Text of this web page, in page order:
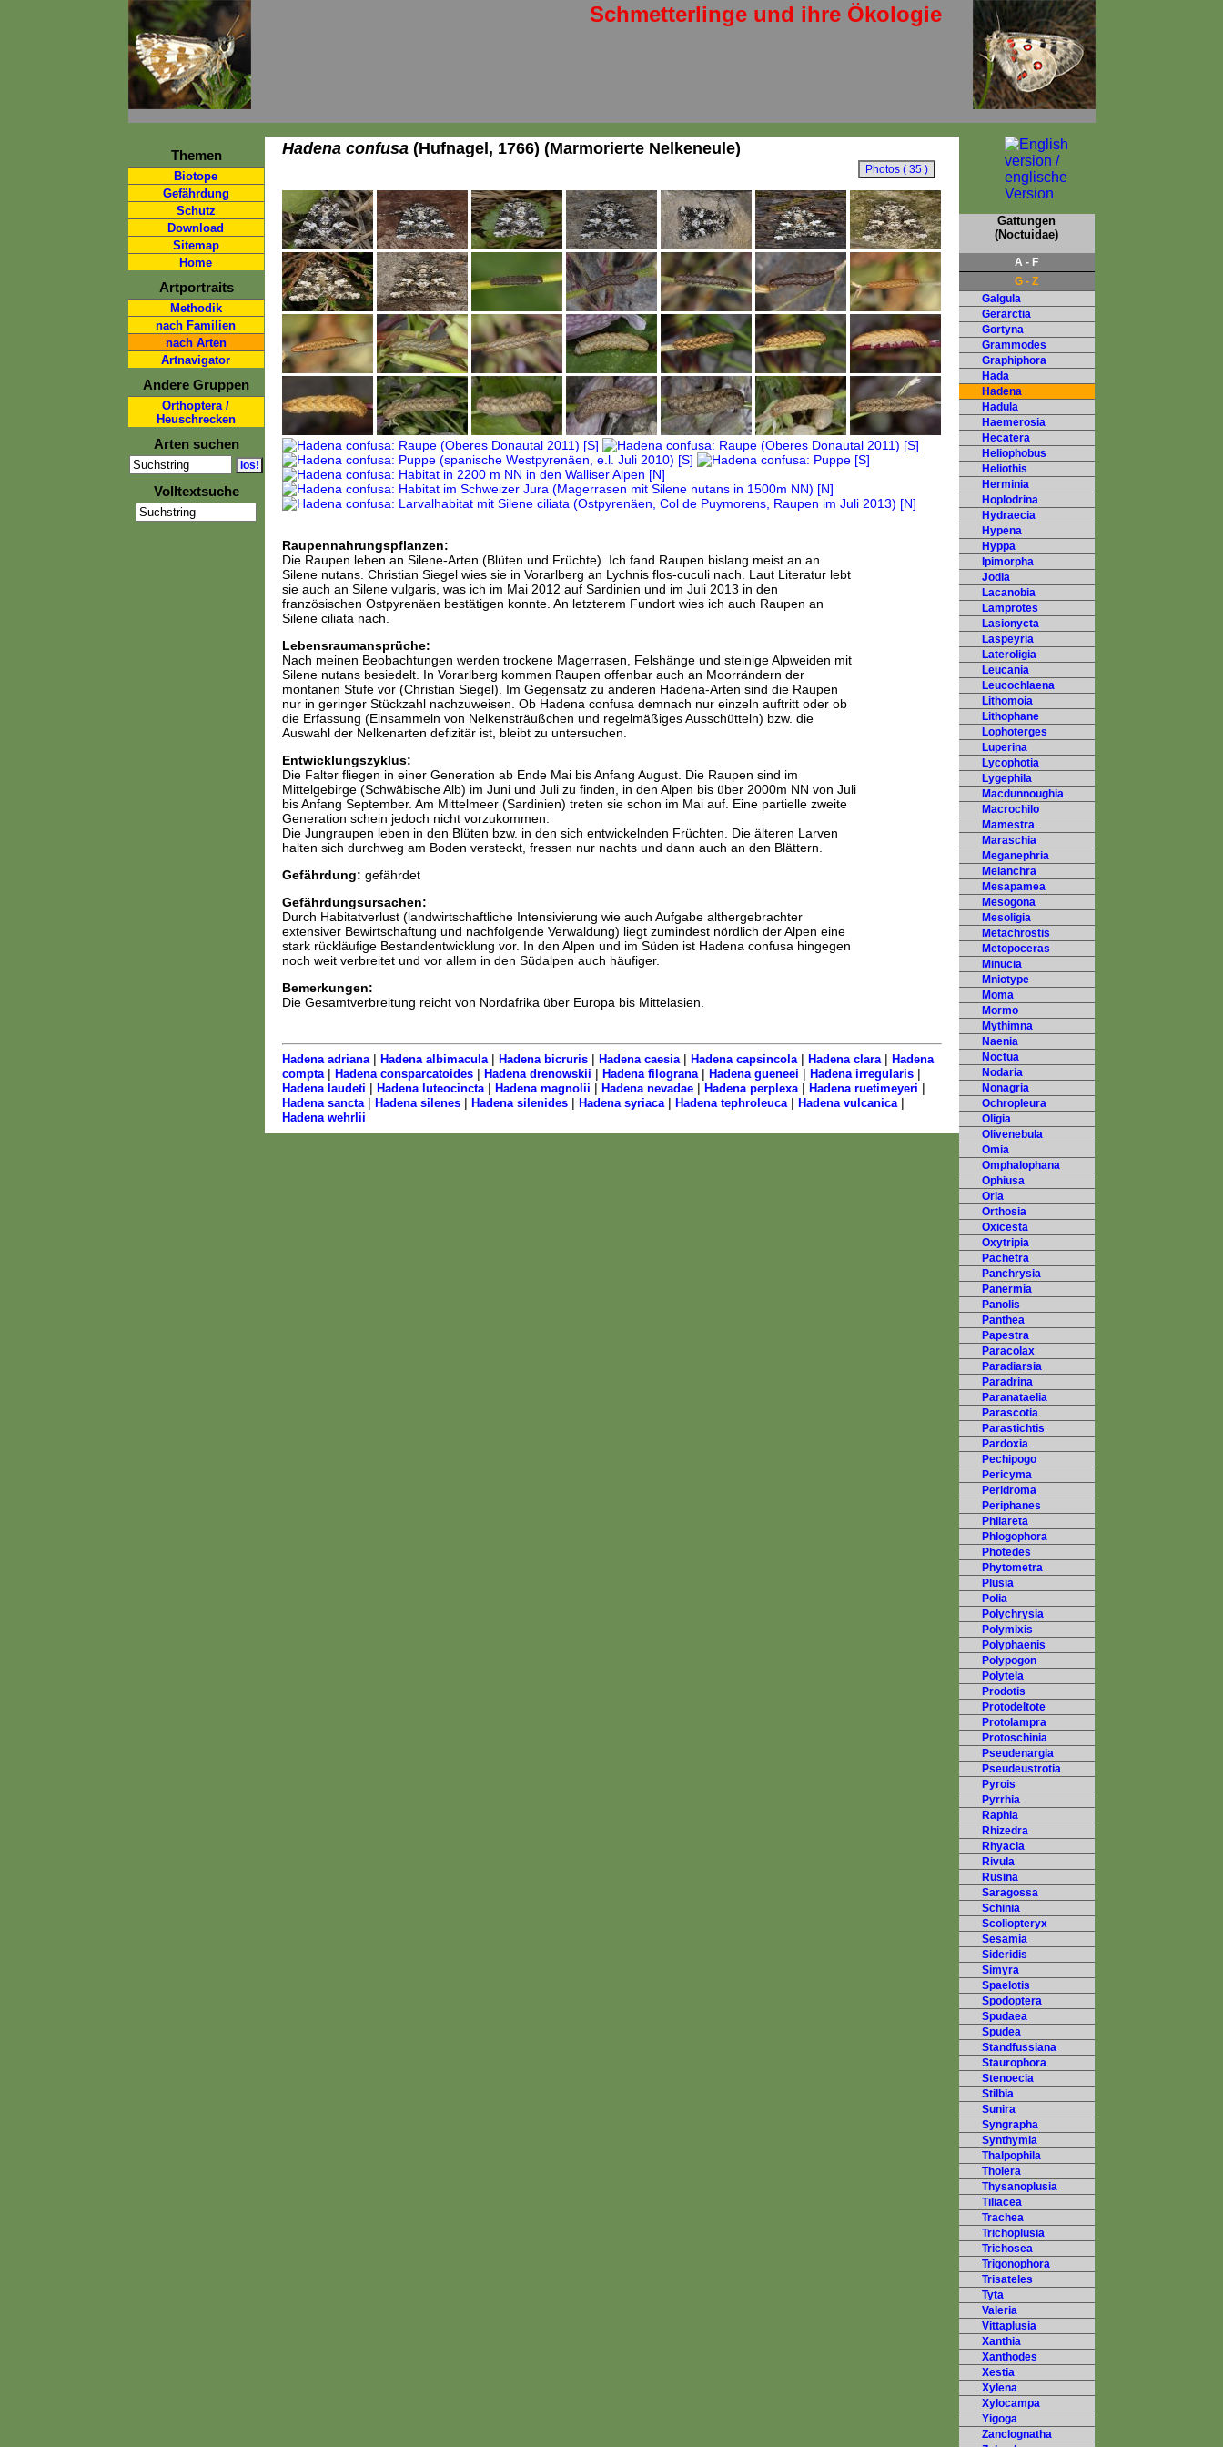
Schmetterlinge und ihre Ökologie
Themen
Biotope
Gefährdung
Schutz
Download
Sitemap
Home
Artportraits
Methodik
nach Familien
nach Arten
Artnavigator
Andere Gruppen
Orthoptera /
Heuschrecken
Arten suchen
Volltextsuche
Hadena confusa(Hufnagel, 1766) (Marmorierte Nelkeneule)
Raupennahrungspflanzen:
Die Raupen leben an Silene-Arten (Blüten und Früchte). Ich fand Raupen bislang meist an an
Silene nutans. Christian Siegel wies sie in Vorarlberg an Lychnis flos-cuculi nach. Laut Literatur lebt
sie auch an Silene vulgaris, was ich im Mai 2012 auf Sardinien und im Juli 2013 in den
französischen Ostpyrenäen bestätigen konnte. An letzterem Fundort wies ich auch Raupen an
Silene ciliata nach.
Lebensraumansprüche:
Nach meinen Beobachtungen werden trockene Magerrasen, Felshänge und steinige Alpweiden mit
Silene nutans besiedelt. In Vorarlberg kommen Raupen offenbar auch an Moorrändern der
montanen Stufe vor (Christian Siegel). Im Gegensatz zu anderen Hadena-Arten sind die Raupen
nur in geringer Stückzahl nachzuweisen. Ob Hadena confusa demnach nur einzeln auftritt oder ob
die Erfassung (Einsammeln von Nelkensträußchen und regelmäßiges Ausschütteln) bzw. die
Auswahl der Nelkenarten defizitär ist, bleibt zu untersuchen.
Entwicklungszyklus:
Die Falter fliegen in einer Generation ab Ende Mai bis Anfang August. Die Raupen sind im
Mittelgebirge (Schwäbische Alb) im Juni und Juli zu finden, in den Alpen bis über 2000m NN von Juli
bis Anfang September. Am Mittelmeer (Sardinien) treten sie schon im Mai auf. Eine partielle zweite
Generation schein jedoch nicht vorzukommen.
Die Jungraupen leben in den Blüten bzw. in den sich entwickelnden Früchten. Die älteren Larven
halten sich durchweg am Boden versteckt, fressen nur nachts und dann auch an den Blättern.
Gefährdung: gefährdet
Gefährdungsursachen:
Durch Habitatverlust (landwirtschaftliche Intensivierung wie auch Aufgabe althergebrachter
extensiver Bewirtschaftung und nachfolgende Verwaldung) liegt zumindest nördlich der Alpen eine
stark rückläufige Bestandentwicklung vor. In den Alpen und im Süden ist Hadena confusa hingegen
noch weit verbreitet und vor allem in den Südalpen auch häufiger.
Bemerkungen:
Die Gesamtverbreitung reicht von Nordafrika über Europa bis Mittelasien.
Hadena adriana| Hadena albimacula| Hadena bicruris| Hadena caesia| Hadena capsincola| Hadena clara| Hadena
compta| Hadena consparcatoides| Hadena drenowskii | Hadena filograna| Hadena gueneei | Hadena irregularis|
Hadena laudeti | Hadena luteocincta| Hadena magnolii | Hadena nevadae| Hadena perplexa| Hadena ruetimeyeri |
Hadena sancta| Hadena silenes| Hadena silenides| Hadena syriaca| Hadena tephroleuca| Hadena vulcanica|
Hadena wehrlii
Gattungen
(Noctuidae)
A - F
G - Z
Galgula
Gerarctia
Gortyna
Grammodes
Graphiphora
Hada
Hadena
Hadula
Haemerosia
Hecatera
Heliophobus
Heliothis
Herminia
Hoplodrina
Hydraecia
Hypena
Hyppa
Ipimorpha
Jodia
Lacanobia
Lamprotes
Lasionycta
Laspeyria
Lateroligia
Leucania
Leucochlaena
Lithomoia
Lithophane
Lophoterges
Luperina
Lycophotia
Lygephila
Macdunnoughia
Macrochilo
Mamestra
Maraschia
Meganephria
Melanchra
Mesapamea
Mesogona
Mesoligia
Metachrostis
Metopoceras
Minucia
Mniotype
Moma
Mormo
Mythimna
Naenia
Noctua
Nodaria
Nonagria
Ochropleura
Oligia
Olivenebula
Omia
Omphalophana
Ophiusa
Oria
Orthosia
Oxicesta
Oxytripia
Pachetra
Panchrysia
Panermia
Panolis
Panthea
Papestra
Paracolax
Paradiarsia
Paradrina
Paranataelia
Parascotia
Parastichtis
Pardoxia
Pechipogo
Pericyma
Peridroma
Periphanes
Philareta
Phlogophora
Photedes
Phytometra
Plusia
Polia
Polychrysia
Polymixis
Polyphaenis
Polypogon
Polytela
Prodotis
Protodeltote
Protolampra
Protoschinia
Pseudenargia
Pseudeustrotia
Pyrois
Pyrrhia
Raphia
Rhizedra
Rhyacia
Rivula
Rusina
Saragossa
Schinia
Scoliopteryx
Sesamia
Sideridis
Simyra
Spaelotis
Spodoptera
Spudaea
Spudea
Standfussiana
Staurophora
Stenoecia
Stilbia
Sunira
Syngrapha
Synthymia
Thalpophila
Tholera
Thysanoplusia
Tiliacea
Trachea
Trichoplusia
Trichosea
Trigonophora
Trisateles
Tyta
Valeria
Vittaplusia
Xanthia
Xanthodes
Xestia
Xylena
Xylocampa
Yigoga
Zanclognatha